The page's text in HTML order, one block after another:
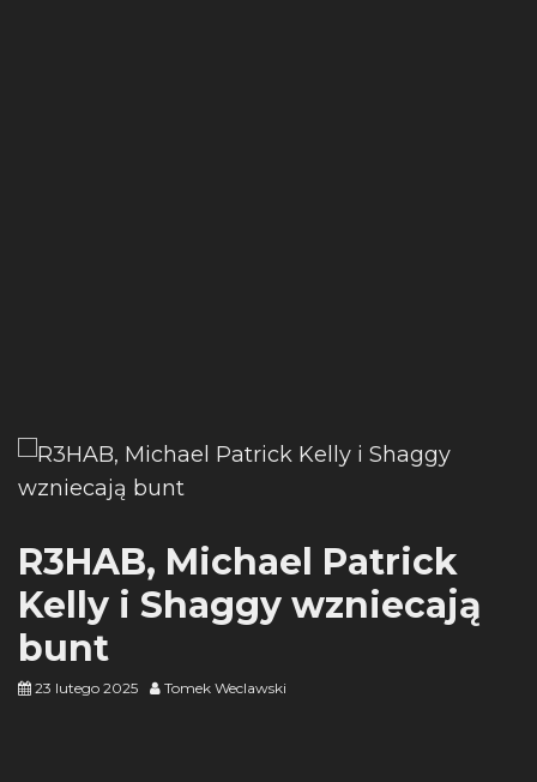
R3HAB, Michael Patrick
Kelly i Shaggy wzniecają
bunt
23 lutego 2025 Tomek Weclawski